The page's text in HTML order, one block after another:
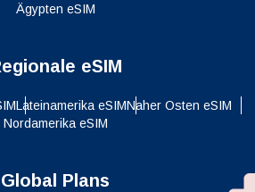
Ägypten eSIM
eSIM
Lateinamerika eSIMNaher Osten eSIM
Nordamerika eSIM
Global Plans